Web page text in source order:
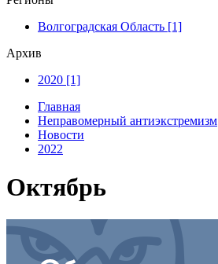
Волгоградская Область [1]
Архив
2020 [1]
Главная
Неправомерный антиэкстремизм
Новости
2022
Октябрь